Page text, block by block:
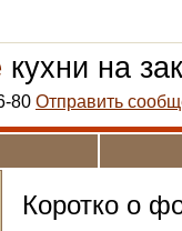
кухни на
80 Отправить
Коротко о